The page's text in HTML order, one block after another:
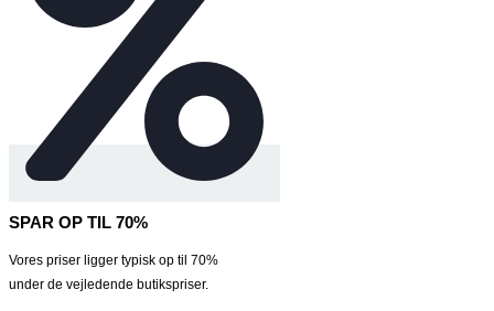
SPAR OP TIL 70%
Vores priser ligger typisk op til 70%
under de vejledende butikspriser.